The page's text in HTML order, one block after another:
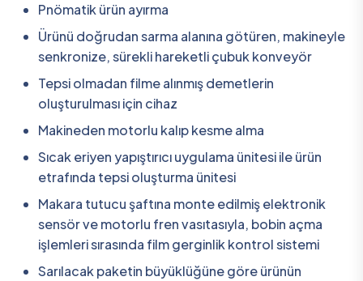
Pnömatik ürün ayırma
Ürünü doğrudan sarma alanına götüren, makineyle
senkronize, sürekli hareketli çubuk konveyör
Tepsi olmadan filme alınmış demetlerin
oluşturulması için cihaz
Makineden motorlu kalıp kesme alma
Sıcak eriyen yapıştırıcı uygulama ünitesi ile ürün
etrafında tepsi oluşturma ünitesi
Makara tutucu şaftına monte edilmiş elektronik
sensör ve motorlu fren vasıtasıyla, bobin açma
işlemleri sırasında film gerginlik kontrol sistemi
Sarılacak paketin büyüklüğüne göre ürünün